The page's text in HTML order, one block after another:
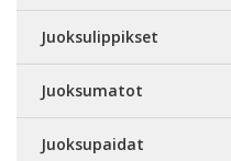
Juoksulippikset
Juoksumatot
Juoksupaidat